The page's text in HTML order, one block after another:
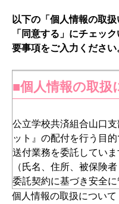
以下の「個人情報の取
「同意する」にチェッ
要事項をご入力ください
■個人情報の取扱
公立学校共済組合山口
ット』の配付を行う目
送付業務を委託してい
（氏名、住所、被保険
委託契約に基づき安全
用されることはありませ
個人情報の取扱について